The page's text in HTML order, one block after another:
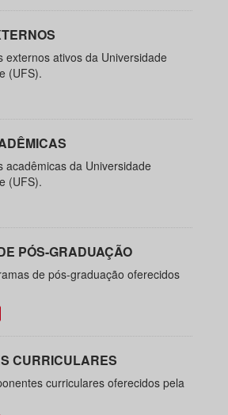
externos ativos da Universidade
(UFS).
acadêmicas da Universidade
(UFS).
PÓS-GRADUAÇÃO
de pós-graduação oferecidos
CURRICULARES
curriculares oferecidos pela